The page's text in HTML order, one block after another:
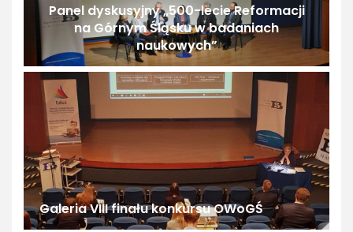
Panel dyskusyjny „500-lecie Reformacji
na Górnym Śląsku w badaniach
naukowych”
Galeria VIII finału konkursu OWoGŚ